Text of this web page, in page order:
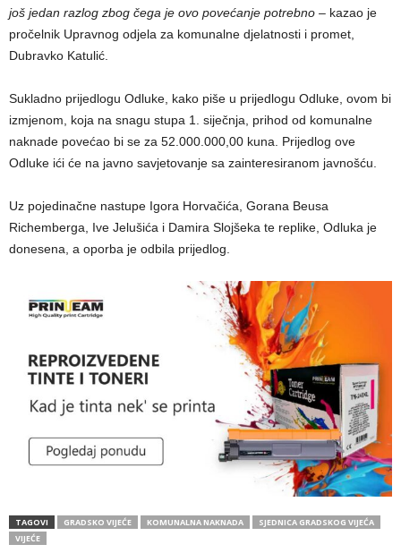
još jedan razlog zbog čega je ovo povećanje potrebno – kazao je
pročelnik Upravnog odjela za komunalne djelatnosti i promet,
Dubravko Katulić.
Sukladno prijedlogu Odluke, kako piše u prijedlogu Odluke, ovom bi
izmjenom, koja na snagu stupa 1. siječnja, prihod od komunalne
naknade povećao bi se za 52.000.000,00 kuna. Prijedlog ove
Odluke ići će na javno savjetovanje sa zainteresiranom javnošću.
Uz pojedinačne nastupe Igora Horvačića, Gorana Beusa
Richemberga, Ive Jelušića i Damira Slojšeka te replike, Odluka je
donesena, a oporba je odbila prijedlog.
TAGOVI GRADSKO VIJEĆE KOMUNALNA NAKNADA
SJEDNICA GRADSKOG VIJEĆA
VIJEĆE